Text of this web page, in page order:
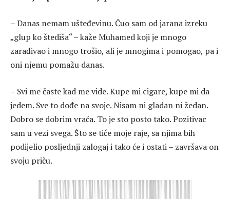
– Danas nemam ušteđevinu. Čuo sam od jarana izreku
„glup ko štediša“ – kaže Muhamed koji je mnogo
zarađivao i mnogo trošio, ali je mnogima i pomogao, pa i
oni njemu pomažu danas.
– Svi me časte kad me vide. Kupe mi cigare, kupe mi da
jedem. Sve to dođe na svoje. Nisam ni gladan ni žedan.
Dobro se dobrim vraća. To je sto posto tako. Pozitivac
sam u vezi svega. Što se tiče moje raje, sa njima bih
podijelio posljednji zalogaj i tako će i ostati – završava on
svoju priču.